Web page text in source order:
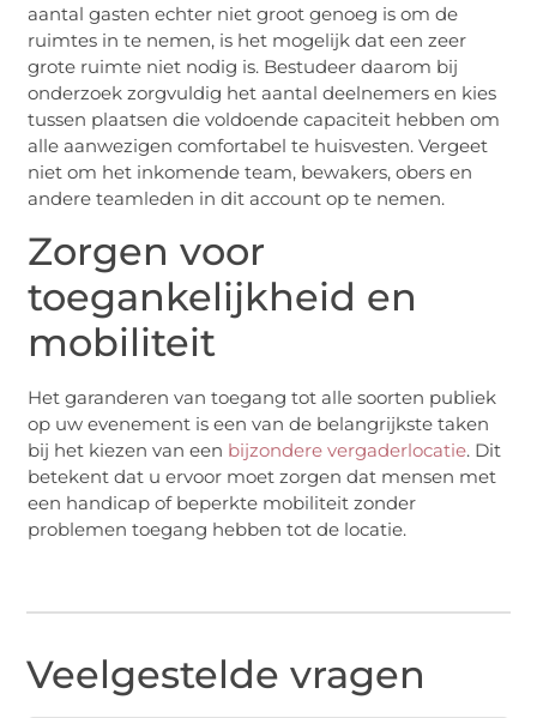
aantal gasten echter niet groot genoeg is om de
ruimtes in te nemen, is het mogelijk dat een zeer
grote ruimte niet nodig is. Bestudeer daarom bij
onderzoek zorgvuldig het aantal deelnemers en kies
tussen plaatsen die voldoende capaciteit hebben om
alle aanwezigen comfortabel te huisvesten. Vergeet
niet om het inkomende team, bewakers, obers en
andere teamleden in dit account op te nemen.
Zorgen voor
toegankelijkheid en
mobiliteit
Het garanderen van toegang tot alle soorten publiek
op uw evenement is een van de belangrijkste taken
bij het kiezen van een bijzondere vergaderlocatie. Dit
betekent dat u ervoor moet zorgen dat mensen met
een handicap of beperkte mobiliteit zonder
problemen toegang hebben tot de locatie.
Veelgestelde vragen